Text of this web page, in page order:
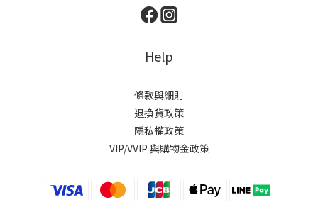
Help
條款與細則
退換貨政策
隱私權政策
VIP/VVIP 與購物金政策